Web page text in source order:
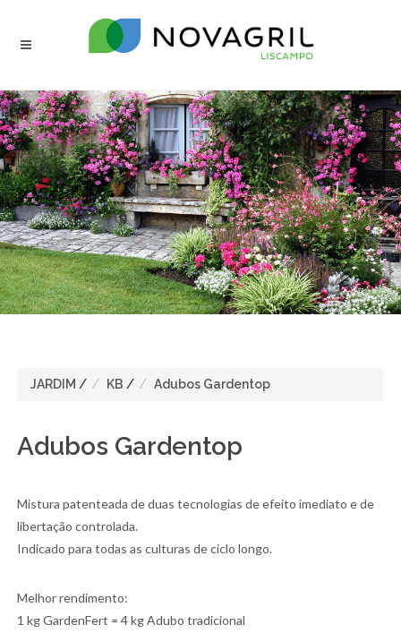
JARDIM / KB / Adubos Gardentop
Adubos Gardentop
Mistura patenteada de duas tecnologias de efeito imediato e de
libertação controlada.
Indicado para todas as culturas de ciclo longo.
Melhor rendimento:
1 kg GardenFert = 4 kg Adubo tradicional